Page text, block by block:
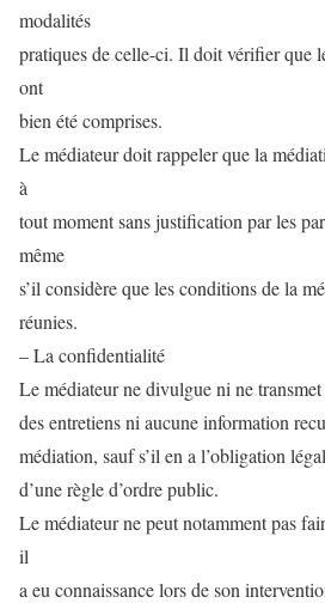
modalités
pratiques de celle-ci. Il doit vérifier que
ont
bien été comprises.
Le médiateur doit rappeler que la
à
tout moment sans justification par les
même
s’il considère que les conditions de la
réunies.
– La confidentialité
Le médiateur ne divulgue ni ne
des entretiens ni aucune information
médiation, sauf s’il en a l’obligation
d’une règle d’ordre public.
Le médiateur ne peut notamment pas
il
a eu connaissance lors de son